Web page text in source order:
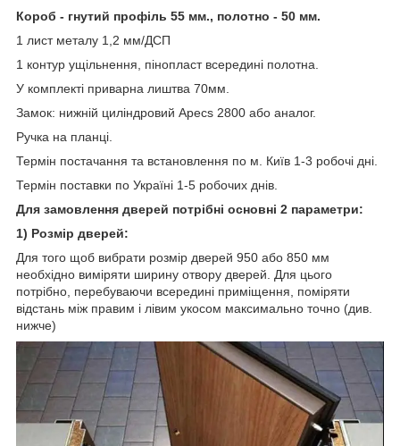
Короб - гнутий профіль 55 мм., полотно - 50 мм.
1 лист металу 1,2 мм/ДСП
1 контур ущільнення, пінопласт всередині полотна.
У комплекті приварна лиштва 70мм.
Замок: нижній циліндровий Apecs 2800 або аналог.
Ручка на планці.
Термін постачання та встановлення по м. Київ 1-3 робочі дні.
Термін поставки по Україні 1-5 робочих днів.
Для замовлення дверей потрібні основні 2 параметри:
1) Розмір дверей:
Для того щоб вибрати розмір дверей 950 або 850 мм
необхідно виміряти ширину отвору дверей. Для цього
потрібно, перебуваючи всередині приміщення, поміряти
відстань між правим і лівим укосом максимально точно (див.
нижче)